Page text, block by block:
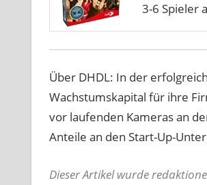
3-6 Spieler
Über DHDL: In der
Wachstumskapital für ihre
vor laufenden Kameras an
Anteile an den Start-Up-
Dieser Artikel wurde